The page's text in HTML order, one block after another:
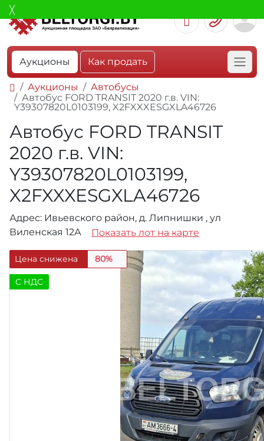
Аукционы Как продать
Аукционы
Автобусы
Автобус FORD TRANSIT 2020 г.в. VIN:
Y39307820L0103199, X2FXXXESGXLA46726
Автобус FORD TRANSIT
2020 г.в. VIN:
Y39307820L0103199,
X2FXXXESGXLA46726
Адрес: Ивьевского район, д. Липнишки , ул
Виленская 12А
Показать лот на карте
Цена снижена 80%
C НДС